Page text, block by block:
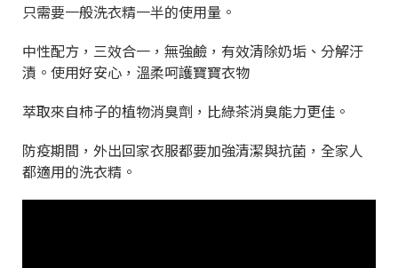
只需要一般洗衣精一半的使用量。
中性配方，三效合一，無強鹼，有效清除奶垢、分解汙
漬。使用好安心，溫柔呵護寶寶衣物
萃取來自柿子的植物消臭劑，比綠茶消臭能力更佳。
防疫期間，外出回家衣服都要加強清潔與抗菌，全家人
都適用的洗衣精。